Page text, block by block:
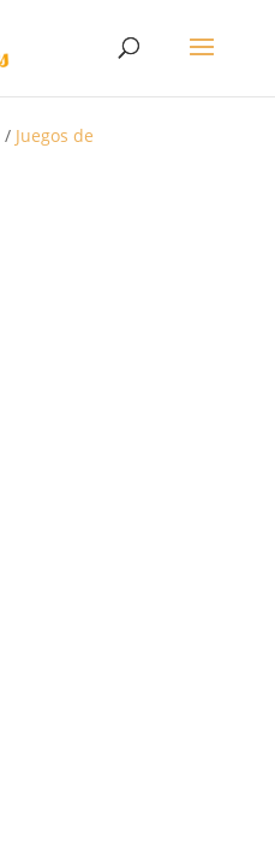
/ Juegos de